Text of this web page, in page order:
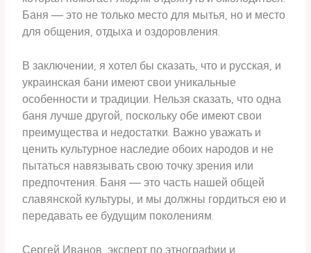
Баня — это не только место для мытья, но и место
для общения, отдыха и оздоровления.
В заключении, я хотел бы сказать, что и русская, и
украинская бани имеют свои уникальные
особенности и традиции. Нельзя сказать, что одна
баня лучше другой, поскольку обе имеют свои
преимущества и недостатки. Важно уважать и
ценить культурное наследие обоих народов и не
пытаться навязывать свою точку зрения или
предпочтения. Баня — это часть нашей общей
славянской культуры, и мы должны гордиться ею и
передавать ее будущим поколениям.
Сергей Иванов, эксперт по этнографии и